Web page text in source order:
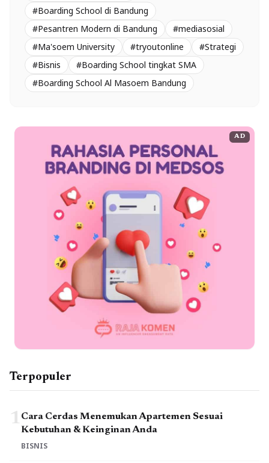
#Boarding School di Bandung
#Pesantren Modern di Bandung
#mediasosial
#Ma'soem University
#tryoutonline
#Strategi
#Bisnis
#Boarding School tingkat SMA
#Boarding School Al Masoem Bandung
AD
Terpopuler
1 Cara Cerdas Menemukan Apartemen Sesuai
Kebutuhan & Keinginan Anda
BISNIS